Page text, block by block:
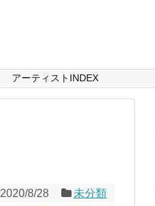
アーティストINDEX
2020/8/28 未分類